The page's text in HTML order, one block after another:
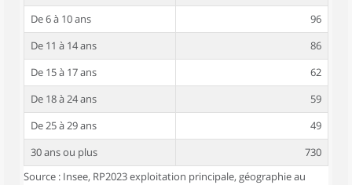
De 6 à 10 ans
96
De 11 à 14 ans
86
De 15 à 17 ans
62
De 18 à 24 ans
59
De 25 à 29 ans
49
30 ans ou plus
730
Source : Insee, RP2023 exploitation principale, géographie au